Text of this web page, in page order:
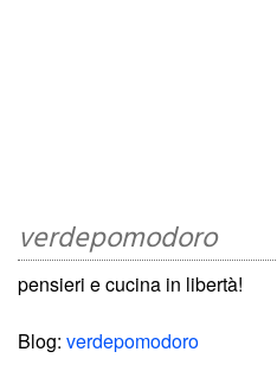
verdepomodoro
pensieri e cucina in libertà!
Blog: verdepomodoro